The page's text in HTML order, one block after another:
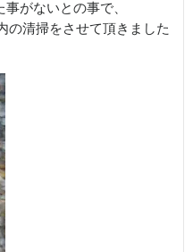
がないとの事で、
の清掃をさせて頂きました